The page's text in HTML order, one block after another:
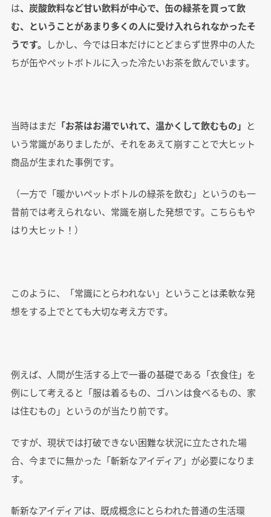
は、炭酸飲料など甘い飲料が中心で、缶の緑茶を買って飲
む、ということがあまり多くの人に受け入れられなかったそ
うです。
しかし、今では日本だけにとどまらず世界中の人た
ちが缶やペットボトルに入った冷たいお茶を飲んでいます。
当時はまだ 「お茶はお湯でいれて、温かくして飲むもの」 と
いう常識がありましたが、それをあえて崩すことで大ヒット
商品が生まれた事例です。
（一方で「暖かいペットボトルの緑茶を飲む」というのも一
昔前では考えられない、常識を崩した発想です。こちらもや
はり大ヒット！）
このように、「常識にとらわれない」ということは柔軟な発
想をする上でとても大切な考え方です。
例えば、人間が生活する上で一番の基礎である「衣食住」を
例にして考えると「服は着るもの、ゴハンは食べるもの、家
は住むもの」というのが当たり前です。
ですが、現状では打破できない困難な状況に立たされた場
合、今までに無かった「斬新なアイディア」が必要になりま
す。
斬新なアイディアは、既成概念にとらわれた普通の生活環